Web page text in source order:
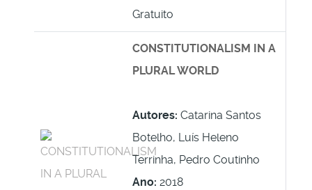
Gratuito
CONSTITUTIONALISM IN A
PLURAL WORLD
Autores: Catarina Santos
Botelho, Luís Heleno
Terrinha, Pedro Coutinho
Ano: 2018